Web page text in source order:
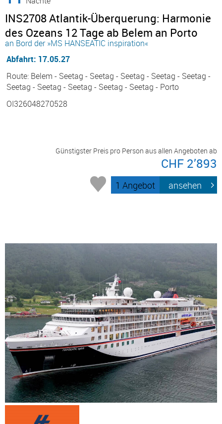
INS2708 Atlantik-Überquerung: Harmonie
des Ozeans 12 Tage ab Belem an Porto
an Bord der »MS HANSEATIC inspiration«
Abfahrt: 17.05.27
Route: Belem - Seetag - Seetag - Seetag - Seetag - Seetag -
Seetag - Seetag - Seetag - Seetag - Seetag - Porto
OI326048270528
Günstigster Preis pro Person aus allen Angeboten ab
CHF 2’893
1 Angebot ansehen